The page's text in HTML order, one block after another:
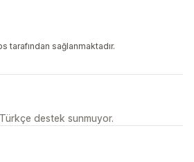
tarafından sağlanmaktadır.
destek sunmuyor.